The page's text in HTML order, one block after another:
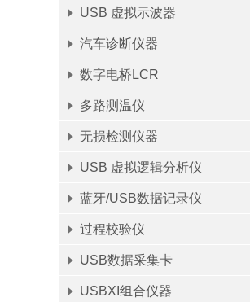
USB 虚拟示波器
汽车诊断仪器
数字电桥LCR
多路测温仪
无损检测仪器
USB 虚拟逻辑分析仪
蓝牙/USB数据记录仪
过程校验仪
USB数据采集卡
USBXI组合仪器